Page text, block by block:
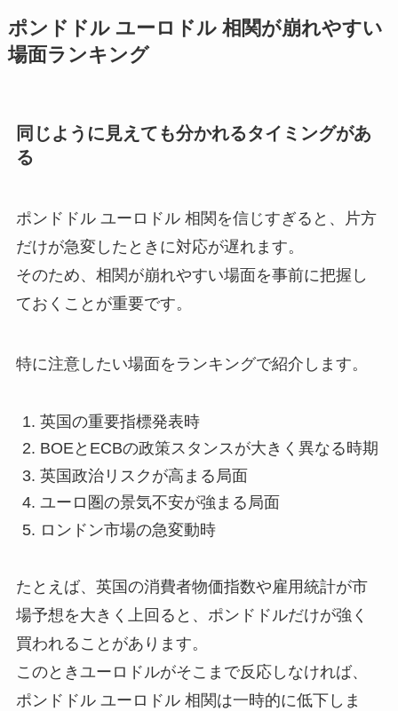
ポンドドル ユーロドル 相関が崩れやすい
場面ランキング
同じように見えても分かれるタイミングがあ
る
ポンドドル ユーロドル 相関を信じすぎると、片方
だけが急変したときに対応が遅れます。
そのため、相関が崩れやすい場面を事前に把握し
ておくことが重要です。
特に注意したい場面をランキングで紹介します。
英国の重要指標発表時
BOEとECBの政策スタンスが大きく異なる時期
英国政治リスクが高まる局面
ユーロ圏の景気不安が強まる局面
ロンドン市場の急変動時
たとえば、英国の消費者物価指数や雇用統計が市
場予想を大きく上回ると、ポンドドルだけが強く
買われることがあります。
このときユーロドルがそこまで反応しなければ、
ポンドドル ユーロドル 相関は一時的に低下しま